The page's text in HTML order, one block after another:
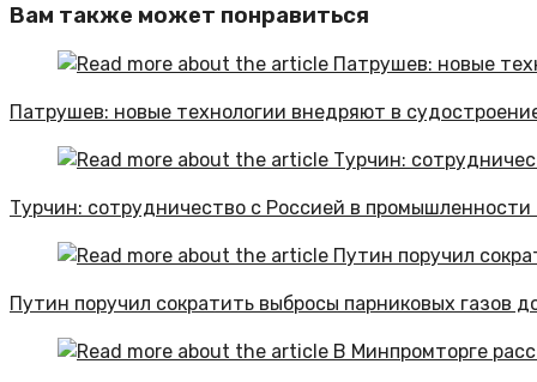
Вам также может понравиться
Патрушев: новые технологии внедряют в
Турчин: сотрудничество с Россией в промышленности
Путин поручил сократить выбросы парниковых газов